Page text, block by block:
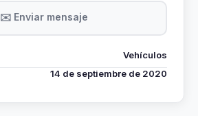
✉️ Enviar mensaje
Vehículos
14 de septiembre de 2020